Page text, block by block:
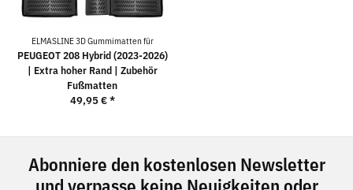
ELMASLINE 3D Gummimatten für
PEUGEOT 208 Hybrid (2023-2026)
| Extra hoher Rand | Zubehör
Fußmatten
49,95 €*
Abonniere den kostenlosen Newsletter